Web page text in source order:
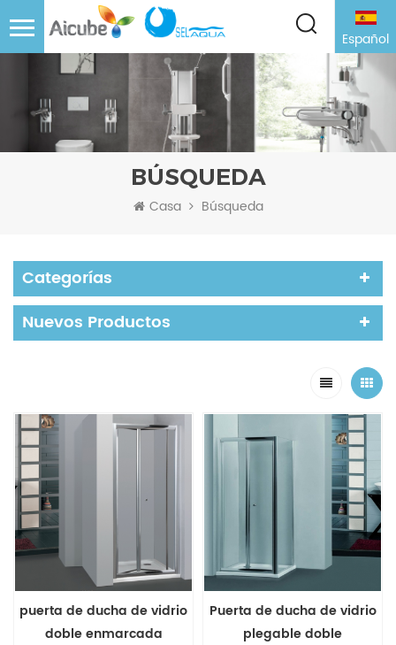
Español
BÚSQUEDA
Casa Búsqueda
Categorías
Nuevos Productos
puerta de ducha de vidrio
doble enmarcada
Puerta de ducha de vidrio
plegable doble